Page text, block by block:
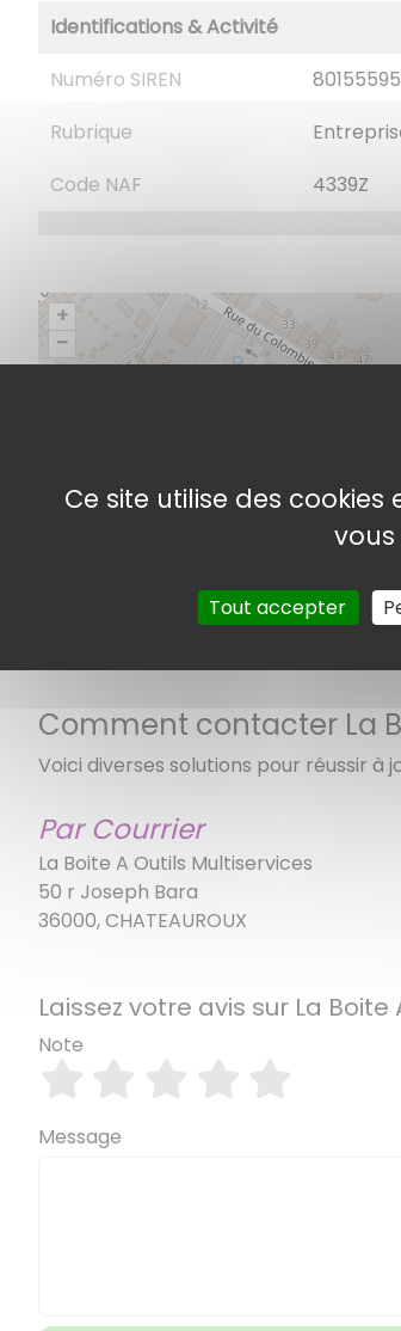
Ce site utilise des
Tout accepter
Identifications & Activité
Numéro SIREN
Rubrique
Code NAF
4339Z
La
+
–
Comment contacter La
Voici diverses solutions pour réussir à
Par Courrier
La Boite A Outils Multiservices
50 r Joseph Bara
36000, CHATEAUROUX
Laissez votre avis sur La
Note
Message